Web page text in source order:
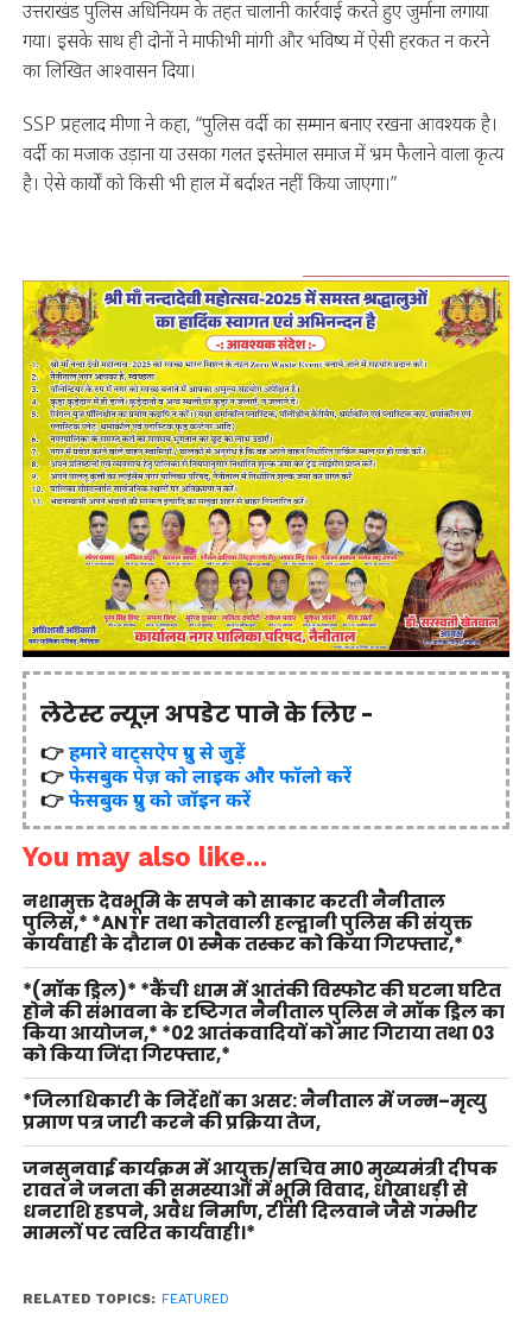
उत्तराखंड पुलिस अधिनियम के तहत चालानी कार्रवाई करते हुए जुर्माना लगाया
गया। इसके साथ ही दोनों ने माफी भी मांगी और भविष्य में ऐसी हरकत न करने
का लिखित आश्वासन दिया।
SSP प्रहलाद मीणा ने कहा, “पुलिस वर्दी का सम्मान बनाए रखना आवश्यक है।
वर्दी का मजाक उड़ाना या उसका गलत इस्तेमाल समाज में भ्रम फैलाने वाला कृत्य
है। ऐसे कार्यों को किसी भी हाल में बर्दाश्त नहीं किया जाएगा।”
लेटेस्ट न्यूज़ अपडेट पाने के लिए -
👉हमारे वाट्सऐप ग्रुप से जुड़ें
👉फेसबुक पेज़ को लाइक और फॉलो करें
👉फेसबुक ग्रुप को जॉइन करें
You may also like...
नशामुक्त देवभूमि के सपने को साकार करती नैनीताल
पुलिस,* *ANTF तथा कोतवाली हल्द्वानी पुलिस की संयुक्त
कार्यवाही के दौरान 01 स्मैक तस्कर को किया गिरफ्तार,*
*(मॉक ड्रिल)* *कैंची धाम में आतंकी विस्फोट की घटना घटित
होने की संभावना के दृष्टिगत नैनीताल पुलिस ने मॉक ड्रिल का
किया आयोजन,* *02 आतंकवादियों को मार गिराया तथा 03
को किया जिंदा गिरफ्तार,*
*जिलाधिकारी के निर्देशों का असर: नैनीताल में जन्म–मृत्यु
प्रमाण पत्र जारी करने की प्रक्रिया तेज,
जनसुनवाई कार्यक्रम में आयुक्त/सचिव मा0 मुख्यमंत्री दीपक
रावत ने जनता की समस्याओं में भूमि विवाद, धोखाधड़ी से
धनराशि हडपने, अवैध निर्माण, टीसी दिलवाने जैसे गम्भीर
मामलों पर त्वरित कार्यवाही।*
RELATED TOPICS: FEATURED